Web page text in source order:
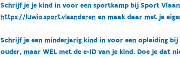
Schrijf je je kind in voor een sportkamp bij Sport
https://luwio.sport.vlaanderenen maak daar met je
Schrijf je een minderjarig kind in voor een opleiding bij
ouder, maar WEL met de e-ID van je kind. Doe je dat